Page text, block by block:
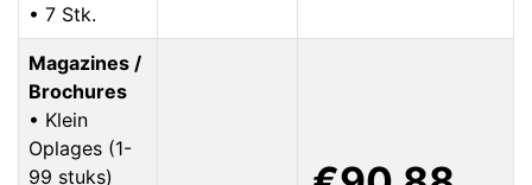
• 7 Stk.
Magazines /
Brochures
• Klein
Oplages (1-
99 stuks)